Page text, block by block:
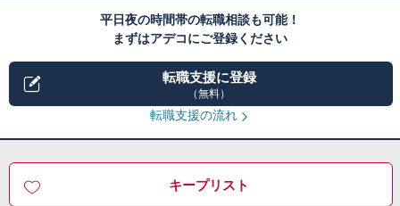
平日夜の時間帯の転職相談も可能！
まずはアデコにご登録ください
転職支援に登録
（無料）
転職支援の流れ
キープリスト